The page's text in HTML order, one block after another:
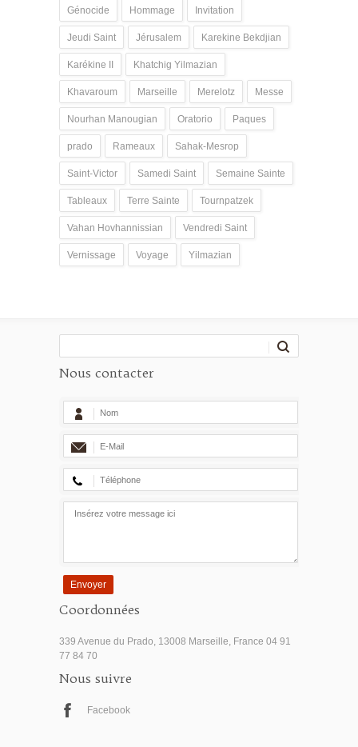
Génocide Hommage Invitation
Jeudi Saint Jérusalem Karekine Bekdjian
Karékine II Khatchig Yilmazian
Khavaroum Marseille Merelotz Messe
Nourhan Manougian Oratorio Paques
prado Rameaux Sahak-Mesrop
Saint-Victor Samedi Saint Semaine Sainte
Tableaux Terre Sainte Tournpatzek
Vahan Hovhannissian Vendredi Saint
Vernissage Voyage Yilmazian
Nous contacter
Envoyer
Coordonnées
339 Avenue du Prado, 13008 Marseille, France 04 91
77 84 70
Nous suivre
Facebook